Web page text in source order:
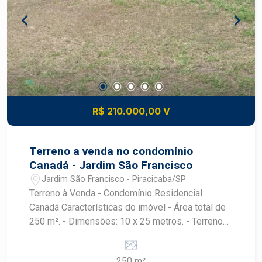
R$ 210.000,00 V
Terreno a venda no condomínio
Canadá - Jardim São Francisco
Jardim São Francisco - Piracicaba/SP
Terreno à Venda - Condomínio Residencial
Canadá Características do imóvel - Área total de
250 m². - Dimensões: 10 x 25 metros. - Terreno
modernos e com excelente aproveitamento da